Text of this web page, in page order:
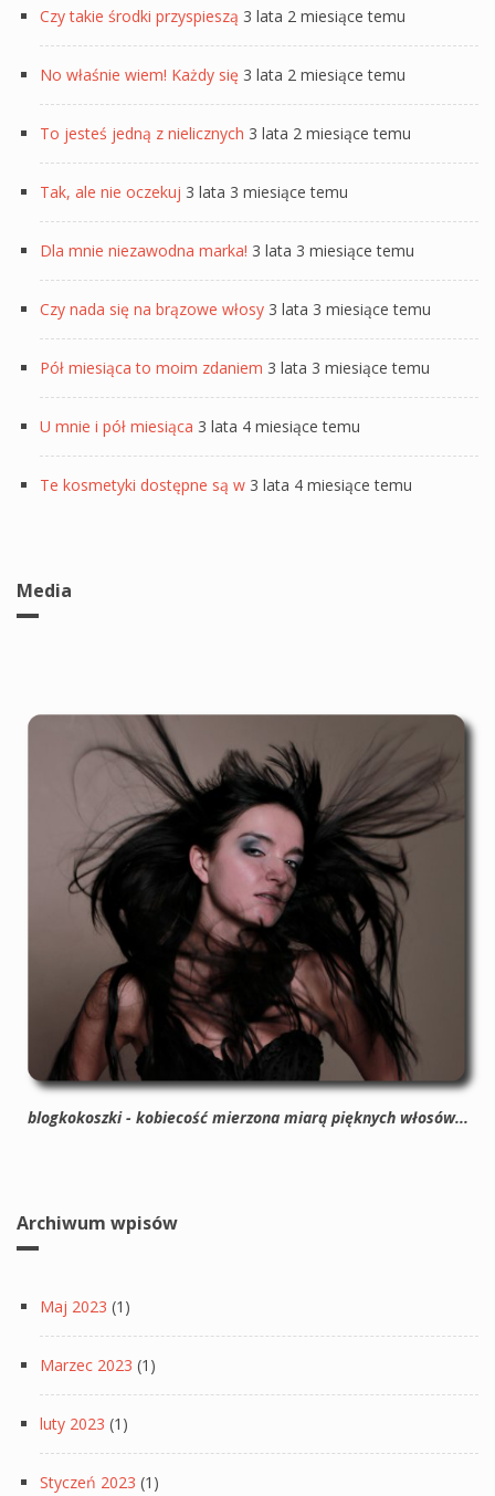
Czy takie środki przyspieszą 3 lata 2 miesiące temu
No właśnie wiem! Każdy się 3 lata 2 miesiące temu
To jesteś jedną z nielicznych 3 lata 2 miesiące temu
Tak, ale nie oczekuj 3 lata 3 miesiące temu
Dla mnie niezawodna marka! 3 lata 3 miesiące temu
Czy nada się na brązowe włosy 3 lata 3 miesiące temu
Pół miesiąca to moim zdaniem 3 lata 3 miesiące temu
U mnie i pół miesiąca 3 lata 4 miesiące temu
Te kosmetyki dostępne są w 3 lata 4 miesiące temu
Media
blogkokoszki - kobiecość mierzona miarą pięknych włosów...
Archiwum wpisów
Maj 2023 (1)
Marzec 2023 (1)
luty 2023 (1)
Styczeń 2023 (1)